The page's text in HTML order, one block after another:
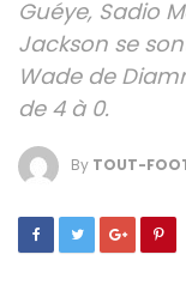
Guéye, Sadio
Jackson se
Wade de
de 4 à 0.
By TOUT-